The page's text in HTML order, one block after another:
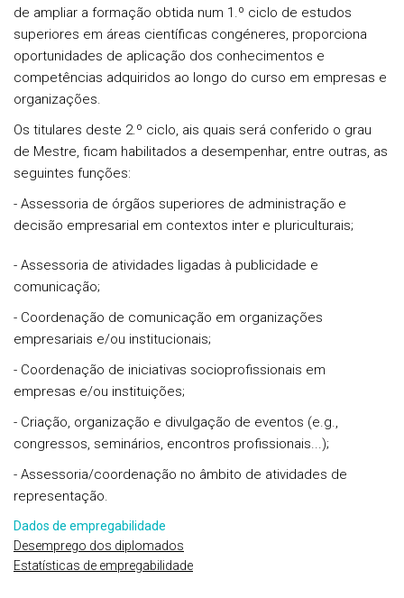
de ampliar a formação obtida num 1.º ciclo de estudos
superiores em áreas científicas congéneres, proporciona
oportunidades de aplicação dos conhecimentos e
competências adquiridos ao longo do curso em empresas e
organizações.
Os titulares deste 2.º ciclo, ais quais será conferido o grau
de Mestre, ficam habilitados a desempenhar, entre outras, as
seguintes funções:
- Assessoria de órgãos superiores de administração e
decisão empresarial em contextos inter e pluriculturais;
- Assessoria de atividades ligadas à publicidade e
comunicação;
- Coordenação de comunicação em organizações
empresariais e/ou institucionais;
- Coordenação de iniciativas socioprofissionais em
empresas e/ou instituições;
- Criação, organização e divulgação de eventos (e.g.,
congressos, seminários, encontros profissionais...);
- Assessoria/coordenação no âmbito de atividades de
representação.
Dados de empregabilidade
Desemprego dos diplomados
Estatísticas de empregabilidade